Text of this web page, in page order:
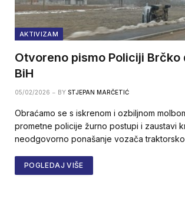
AKTIVIZAM
Otvoreno pismo Policiji Brčko
BiH
05/02/2026 BY STJEPAN MARČETIĆ
Obraćamo se s iskrenom i ozbiljnom
prometne policije žurno postupi i zaustavi
neodgovorno ponašanje vozača
POGLEDAJ VIŠE